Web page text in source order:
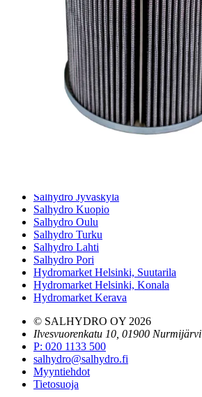
Avoimet työpaikat
Ympäristöpolitiikka
Messut ja tapahtumat
Laskutustiedot
Tilinavaushakemus
Jälleenmyyjät
Salhydro Jyväskylä
Salhydro Kuopio
Salhydro Oulu
Salhydro Turku
Salhydro Lahti
Salhydro Pori
Hydromarket Helsinki, Suutarila
Hydromarket Helsinki, Konala
Hydromarket Kerava
© SALHYDRO OY 2026
Ilvesvuorenkatu 10, 01900 Nurmijärvi
P: 020 1133 500
salhydro@salhydro.fi
Myyntiehdot
Tietosuoja